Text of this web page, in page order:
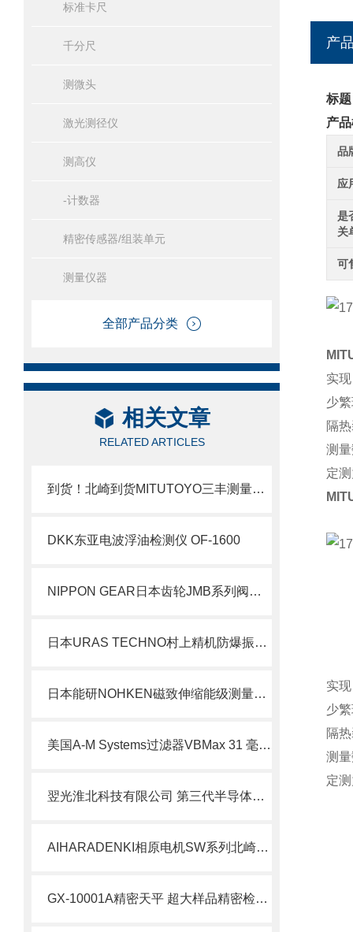
标准卡尺
千分尺
测微头
激光测径仪
测高仪
-计数器
精密传感器/组装单元
测量仪器
全部产品分类
相关文章
RELATED ARTICLES
到货！北崎到货MITUTOYO三丰测量工具数显千分尺
DKK东亚电波浮油检测仪 OF-1600
NIPPON GEAR日本齿轮JMB系列阀门执行器JMB-0北崎热卖
日本URAS TECHNO村上精机防爆振动器KZE-6-4B
日本能研NOHKEN磁致伸缩能级测量仪MS200S北崎有售
美国A-M Systems过滤器VBMax 31 毫米 PFT 滤光片北崎热卖
翌光淮北科技有限公司 第三代半导体光电器件封装工艺解析
AIHARADENKI相原电机SW系列北崎热卖
GX-10001A精密天平 超大样品精密检测场景应用详解
产
标
产
品
应
是
关
可
实
少
隔
测
定
实
少
隔
测
定